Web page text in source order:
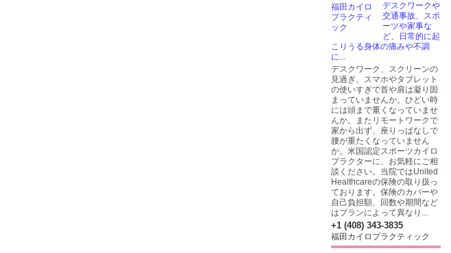
デスクワークや
交通事故、スポ
ーツや家事な
ど、日常的に起
こりうる身体の痛みや不調
に...
デスクワーク、スクリーンの
見過ぎ、スマホやタブレット
の使いすぎで首や肩は凝り固
まっていませんか。ひどい時
には頭まで重くなっていませ
んか。またリモートワークで
家から出ず、座りっぱなしで
腰が重たくなっていません
か。米国認定スポーツカイロ
プラクターに、お気軽にご相
談ください。当院ではUnited
Healthcareの保険の取り扱っ
ております。保険のカバーや
自己負担額、回数や期間など
はプランによって異なり...
+1 (408) 343-3835
福田カイロプラクティック